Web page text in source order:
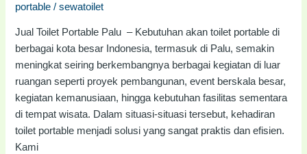
portable /sewatoilet
Jual Toilet Portable Palu – Kebutuhan akan toilet portable di
berbagai kota besar Indonesia, termasuk di Palu, semakin
meningkat seiring berkembangnya berbagai kegiatan di luar
ruangan seperti proyek pembangunan, event berskala besar,
kegiatan kemanusiaan, hingga kebutuhan fasilitas sementara
di tempat wisata. Dalam situasi-situasi tersebut, kehadiran
toilet portable menjadi solusi yang sangat praktis dan efisien.
Kami